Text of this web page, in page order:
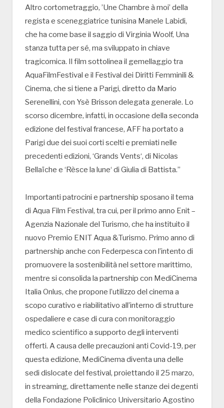
Altro cortometraggio, ’Une Chambre à moi’ della
regista e sceneggiatrice tunisina Manele Labidi,
che ha come base il saggio di Virginia Woolf, Una
stanza tutta per sé, ma sviluppato in chiave
tragicomica. Il film sottolinea il gemellaggio tra
AquaFilmFestival e il Festival dei Diritti Femminili &
Cinema, che si tiene a Parigi, diretto da Mario
Serenellini, con Ysè Brisson delegata generale. Lo
scorso dicembre, infatti, in occasione della seconda
edizione del festival francese, AFF ha portato a
Parigi due dei suoi corti scelti e premiati nelle
precedenti edizioni, ‘Grands Vents‘, di Nicolas
Bellaïche e ‘Rèsce la lune‘ di Giulia di Battista.”
Importanti patrocini e partnership sposano il tema
di Aqua Film Festival, tra cui, per il primo anno Enit –
Agenzia Nazionale del Turismo, che ha instituito il
nuovo Premio ENIT Aqua &Turismo. Primo anno di
partnership anche con Federpesca con l’intento di
promuovere la sostenibilità nel settore marittimo,
mentre si consolida la partnership con MediCinema
Italia Onlus, che propone l’utilizzo del cinema a
scopo curativo e riabilitativo all’interno di strutture
ospedaliere e case di cura con monitoraggio
medico scientifico a supporto degli interventi
offerti. A causa delle precauzioni anti Covid-19, per
questa edizione, MediCinema diventa una delle
sedi dislocate del festival, proiettando il 25 marzo,
in streaming, direttamente nelle stanze dei degenti
della Fondazione Policlinico Universitario Agostino